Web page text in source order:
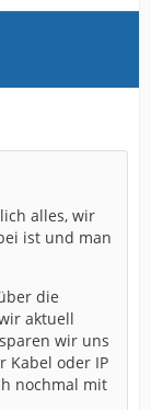
alles, wir
ist und man
die
aktuell
wir uns
Kabel oder IP
nochmal mit